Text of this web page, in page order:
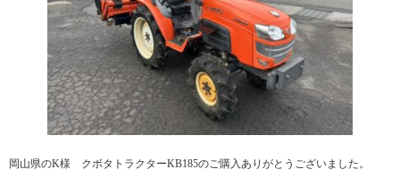
岡山県のK様 クボタトラクターKB185のご購入ありがとうございました。